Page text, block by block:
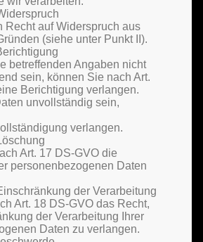
Recht auf Widerspruch aus
(siehe unter Punkt II).
betreffenden Angaben nicht
sein, können Sie nach Art.
Berichtigung verlangen.
unvollständig sein,
verlangen.
Art. 17 DS-GVO die
personenbezogenen Daten
der Verarbeitung
Art. 18 DS-GVO das Recht,
der Verarbeitung Ihrer
Daten zu verlangen.